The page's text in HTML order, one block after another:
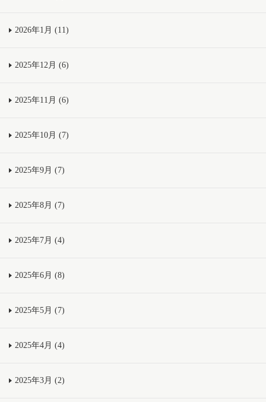
2026年1月 (11)
2025年12月 (6)
2025年11月 (6)
2025年10月 (7)
2025年9月 (7)
2025年8月 (7)
2025年7月 (4)
2025年6月 (8)
2025年5月 (7)
2025年4月 (4)
2025年3月 (2)